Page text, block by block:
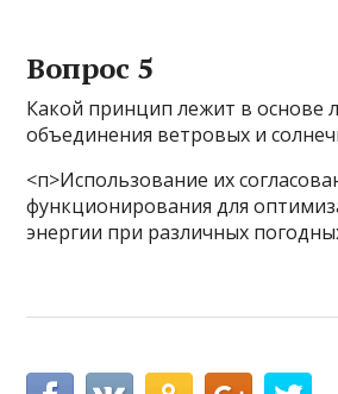
Вопрос 5
Какой принцип лежит в основе
объединения ветровых и
<п>Использование их
функционирования для
энергии при различных